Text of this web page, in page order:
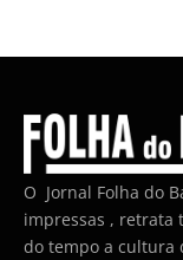
O Jornal Folha do
impressas , retrata
do tempo a cultura